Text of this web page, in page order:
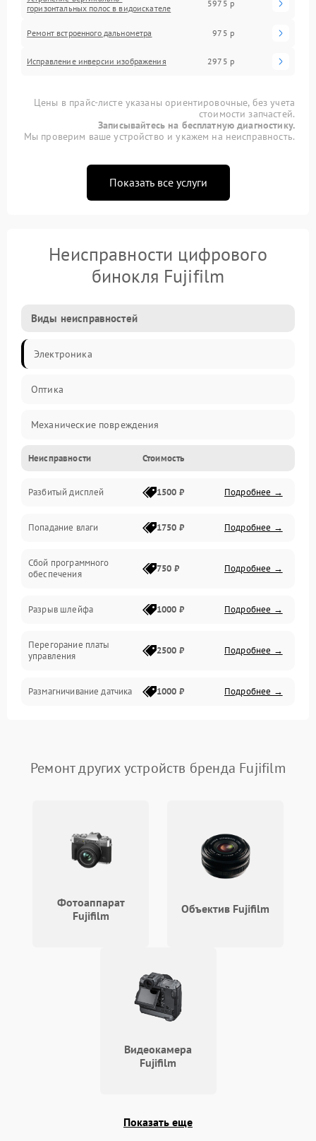
горизонтальных полос в видоискателе
5975 р
Ремонт встроенного дальнометра 975 р
Исправление инверсии изображения 2975 р
Цены в прайс-листе указаны ориентировочные, без учета
стоимости запчастей.
Записывайтесь на бесплатную диагностику.
Мы проверим ваше устройство и укажем на неисправность.
Показать все услуги
Неисправности цифрового
бинокля Fujifilm
Виды неисправностей
Электроника
Оптика
Механические повреждения
Видео
Механика
Управление
Электропитание
Неисправности Стоимость
Разбитый дисплей 1500 ₽ Подробнее →
Попадание влаги 1750 ₽ Подробнее →
Сбой программного
обеспечения
750 ₽ Подробнее →
Разрыв шлейфа 1000 ₽ Подробнее →
Перегорание платы
управления
2500 ₽ Подробнее →
Размагничивание датчика 1000 ₽ Подробнее →
Неправильная передача
Подробнее →
коркое время
Перегрев устройства Подробнее →
Ремонт других устройств бренда Fujifilm
Фотоаппарат
Fujifilm
Объектив Fujifilm
Видеокамера
Fujifilm
Показать еще